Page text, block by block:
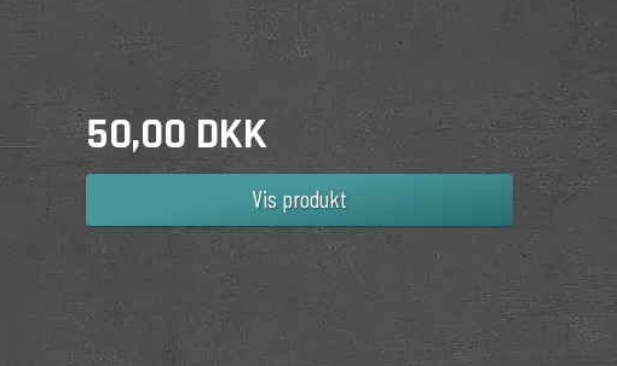
50,00 DKK
Vis produkt